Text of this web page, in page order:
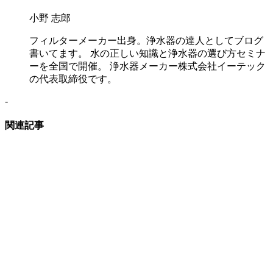
小野 志郎
フィルターメーカー出身。浄水器の達人としてブログ
書いてます。 水の正しい知識と浄水器の選び方セミナ
ーを全国で開催。 浄水器メーカー株式会社イーテック
の代表取締役です。
-
関連記事